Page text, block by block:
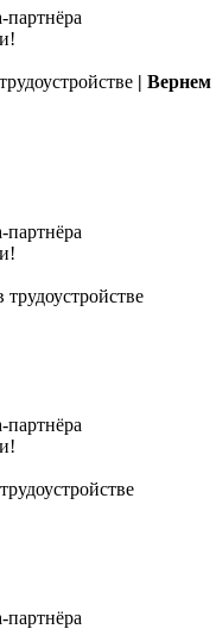
партнёра
| Вернем
партнёра
партнёра
партнёра